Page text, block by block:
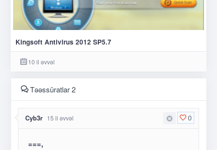
Kingsoft Antivirus 2012 SP5.7
10 il əvvəl
Təəssüratlar 2
0
Cyb3r 15 il əvvəl
===,